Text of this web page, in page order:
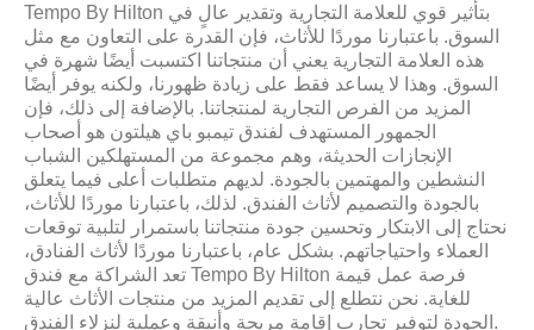
Tempo By Hilton بتأثير قوي للعلامة التجارية وتقدير عالٍ في
السوق. باعتبارنا موردًا للأثاث، فإن القدرة على التعاون مع مثل
هذه العلامة التجارية يعني أن منتجاتنا اكتسبت أيضًا شهرة في
السوق. وهذا لا يساعد فقط على زيادة ظهورنا، ولكنه يوفر أيضًا
المزيد من الفرص التجارية لمنتجاتنا. بالإضافة إلى ذلك، فإن
الجمهور المستهدف لفندق تيمبو باي هيلتون هو أصحاب
الإنجازات الحديثة، وهم مجموعة من المستهلكين الشباب
النشطين والمهتمين بالجودة. لديهم متطلبات أعلى فيما يتعلق
بالجودة والتصميم لأثاث الفندق. لذلك، باعتبارنا موردًا للأثاث،
نحتاج إلى الابتكار وتحسين جودة منتجاتنا باستمرار لتلبية توقعات
العملاء واحتياجاتهم. بشكل عام، باعتبارنا موردًا لأثاث الفنادق،
تعد الشراكة مع فندق Tempo By Hilton فرصة عمل قيمة
للغاية. نحن نتطلع إلى تقديم المزيد من منتجات الأثاث عالية
الجودة لتوفير تجارب إقامة مريحة وأنيقة وعملية لنزلاء الفندق.